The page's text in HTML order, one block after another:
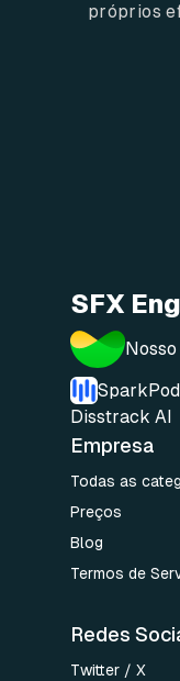
próprios
SFX
Disstrack AI
Empresa
Todas as
Preços
Blog
Termos de
Redes
Twitter / X